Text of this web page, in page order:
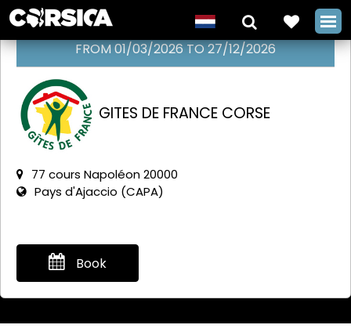
Boek een
bijzondere
gîte op
Corsica bij
Gîtes de
France Corse
+
FROM 01/03/2026 TO 27/12/2026
GITES DE FRANCE CORSE
77 cours Napoléon 20000
Pays d'Ajaccio (CAPA)
Book